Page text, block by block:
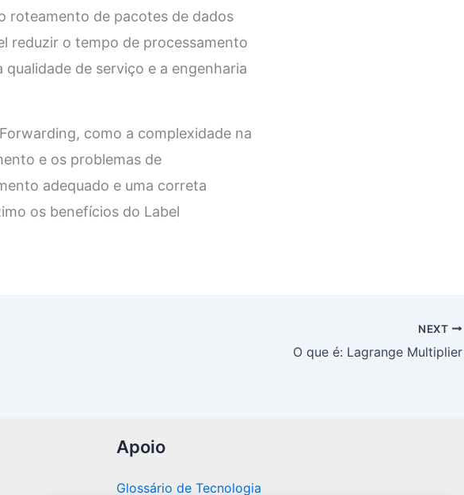
roteamento de pacotes de dados
reduzir o tempo de processamento
de serviço e a engenharia
como a complexidade na
e os problemas de
adequado e uma correta
os benefícios do Label
NEXT
O que é: Lagrange Multiplier
Apoio
Glossário de Tecnologia